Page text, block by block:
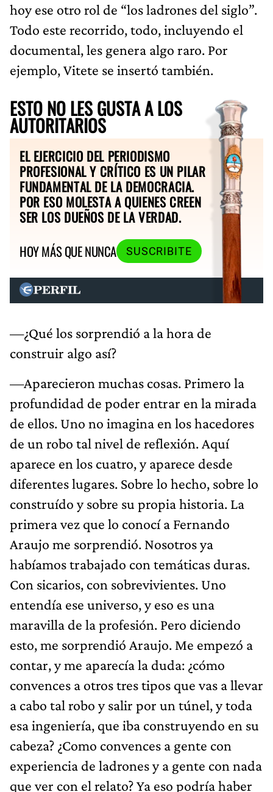
hoy ese otro rol de “los ladrones del siglo”.
Todo este recorrido, todo, incluyendo el
documental, les genera algo raro. Por
ejemplo, Vitete se insertó también.
ESTO NO LES GUSTA A LOS
AUTORITARIOS
EL EJERCICIO DEL PERIODISMO
PROFESIONAL Y CRÍTICO ES UN PILAR
FUNDAMENTAL DE LA DEMOCRACIA.
POR ESO MOLESTA A QUIENES CREEN
SER LOS DUEÑOS DE LA VERDAD.
HOY MÁS QUE NUNCA
SUSCRIBITE
—¿Qué los sorprendió a la hora de
construir algo así?
—Aparecieron muchas cosas. Primero la
profundidad de poder entrar en la mirada
de ellos. Uno no imagina en los hacedores
de un robo tal nivel de reflexión. Aquí
aparece en los cuatro, y aparece desde
diferentes lugares. Sobre lo hecho, sobre lo
construído y sobre su propia historia. La
primera vez que lo conocí a Fernando
Araujo me sorprendió. Nosotros ya
habíamos trabajado con temáticas duras.
Con sicarios, con sobrevivientes. Uno
entendía ese universo, y eso es una
maravilla de la profesión. Pero diciendo
esto, me sorprendió Araujo. Me empezó a
contar, y me aparecía la duda: ¿cómo
convences a otros tres tipos que vas a llevar
a cabo tal robo y salir por un túnel, y toda
esa ingeniería, que iba construyendo en su
cabeza? ¿Como convences a gente con
experiencia de ladrones y a gente con nada
que ver con el relato? Ya eso podría haber